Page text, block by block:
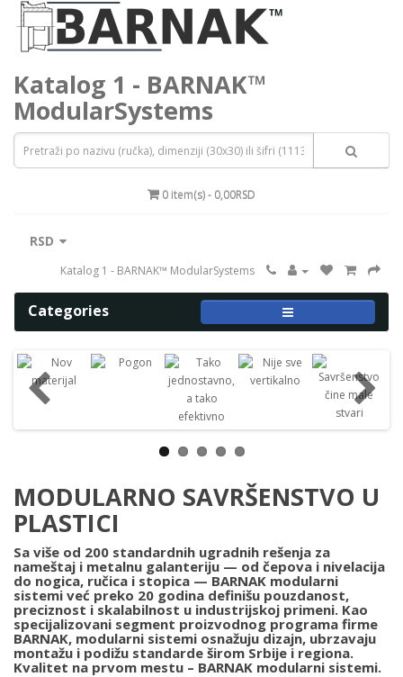
Katalog 1 - BARNAK™
ModularSystems
0 item(s) - 0,00RSD
RSD
Katalog 1 - BARNAK™ ModularSystems
Categories
MODULARNO SAVRŠENSTVO U
PLASTICI
Sa više od 200 standardnih ugradnih rešenja za
nameštaj i metalnu galanteriju — od čepova i nivelacija
do nogica, ručica i stopica — BARNAK modularni
sistemi već preko 20 godina definišu pouzdanost,
preciznost i skalabilnost u industrijskoj primeni. Kao
specijalizovani segment proizvodnog programa firme
BARNAK, modularni sistemi osnažuju dizajn, ubrzavaju
montažu i podižu standarde širom Srbije i regiona.
Kvalitet na prvom mestu – BARNAK modularni sistemi.